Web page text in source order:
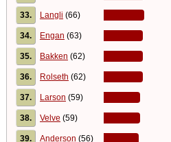
33. Langli (66)
34. Engan (63)
35. Bakken (62)
36. Rolseth (62)
37. Larson (59)
38. Velve (59)
39. Anderson (56)